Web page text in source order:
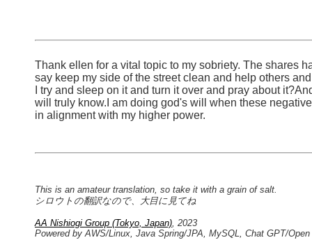
Thank ellen for a vital topic to my sobriety. The shares
say keep my side of the street clean and help others
I try and sleep on it and turn it over and pray about
will truly know.I am doing god's will when these
in alignment with my higher power.
This is an amateur translation, so take it with a grain of salt.
シロウトの翻訳なので、大目に見てね
AA Nishiogi Group (Tokyo, Japan), 2023
Powered by AWS/Linux, Java Spring/JPA, MySQL, Chat GPT/